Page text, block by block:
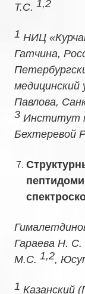
Т.С. 1,2
1 НИЦ
Гатчина,
Павлова,
3 Институт
Бехтеревой
Гараева Н. С.
М.С. 1,2,
1 Казанский